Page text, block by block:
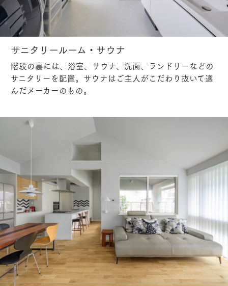
サニタリールーム・サウナ
階段の裏には、浴室、サウナ、洗面、ランドリーなどの
サニタリーを配置。サウナはご主人がこだわり抜いて選
んだメーカーのもの。